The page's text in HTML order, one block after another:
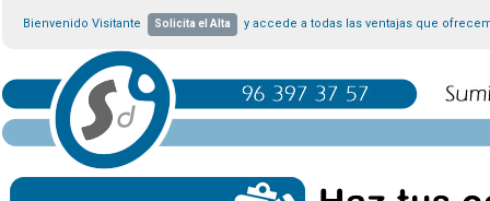
Bienvenido Visitante Solicita el Alta y accede a todas las ventajas que